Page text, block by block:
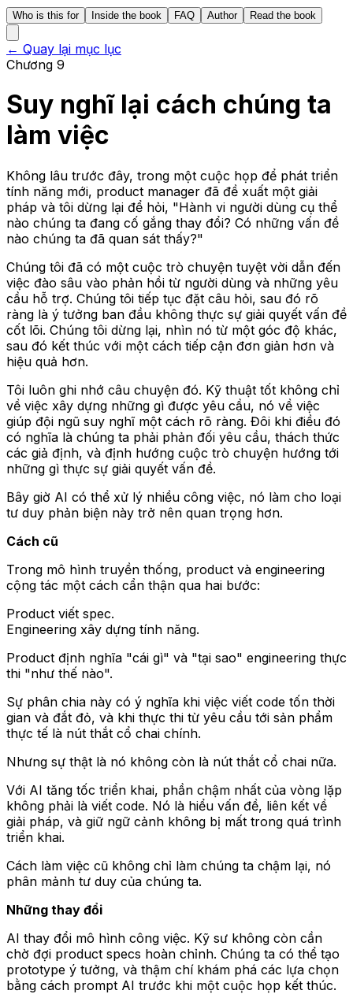
Who is this for Inside the book FAQ Author Read the book
← Quay lại mục lục
Chương 9
Suy nghĩ lại cách chúng ta
làm việc
Không lâu trước đây, trong một cuộc họp để phát triển
tính năng mới, product manager đã đề xuất một giải
pháp và tôi dừng lại để hỏi, "Hành vi người dùng cụ thể
nào chúng ta đang cố gắng thay đổi? Có những vấn đề
nào chúng ta đã quan sát thấy?"
Chúng tôi đã có một cuộc trò chuyện tuyệt vời dẫn đến
việc đào sâu vào phản hồi từ người dùng và những yêu
cầu hỗ trợ. Chúng tôi tiếp tục đặt câu hỏi, sau đó rõ
ràng là ý tưởng ban đầu không thực sự giải quyết vấn đề
cốt lõi. Chúng tôi dừng lại, nhìn nó từ một góc độ khác,
sau đó kết thúc với một cách tiếp cận đơn giản hơn và
hiệu quả hơn.
Tôi luôn ghi nhớ câu chuyện đó. Kỹ thuật tốt không chỉ
về việc xây dựng những gì được yêu cầu, nó về việc
giúp đội ngũ suy nghĩ một cách rõ ràng. Đôi khi điều đó
có nghĩa là chúng ta phải phản đối yêu cầu, thách thức
các giả định, và định hướng cuộc trò chuyện hướng tới
những gì thực sự giải quyết vấn đề.
Bây giờ AI có thể xử lý nhiều công việc, nó làm cho loại
tư duy phản biện này trở nên quan trọng hơn.
Cách cũ
Trong mô hình truyền thống, product và engineering
cộng tác một cách cẩn thận qua hai bước:
Product viết spec.
Engineering xây dựng tính năng.
Product định nghĩa "cái gì" và "tại sao" engineering thực
thi "như thế nào".
Sự phân chia này có ý nghĩa khi việc viết code tốn thời
gian và đắt đỏ, và khi thực thi từ yêu cầu tới sản phẩm
thực tế là nút thắt cổ chai chính.
Nhưng sự thật là nó không còn là nút thắt cổ chai nữa.
Với AI tăng tốc triển khai, phần chậm nhất của vòng lặp
không phải là viết code. Nó là hiểu vấn đề, liên kết về
giải pháp, và giữ ngữ cảnh không bị mất trong quá trình
triển khai.
Cách làm việc cũ không chỉ làm chúng ta chậm lại, nó
phân mảnh tư duy của chúng ta.
Những thay đổi
AI thay đổi mô hình công việc. Kỹ sư không còn cần
chờ đợi product specs hoàn chỉnh. Chúng ta có thể tạo
prototype ý tưởng, và thậm chí khám phá các lựa chọn
bằng cách prompt AI trước khi một cuộc họp kết thúc.